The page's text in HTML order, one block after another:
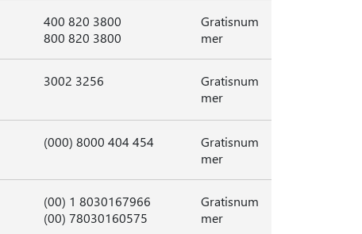
400 820 3800
800 820 3800
Gratisnum
mer
3002 3256
Gratisnum
mer
(000) 8000 404 454
Gratisnum
mer
(00) 1 8030167966
(00) 78030160575
Gratisnum
mer